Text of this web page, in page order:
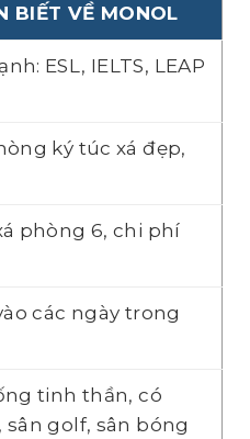
BIẾT VỀ MONOL
ESL, IELTS, LEAP
ký túc xá đẹp,
phòng 6, chi phí
các ngày trong
tinh thần, có
golf, sân bóng